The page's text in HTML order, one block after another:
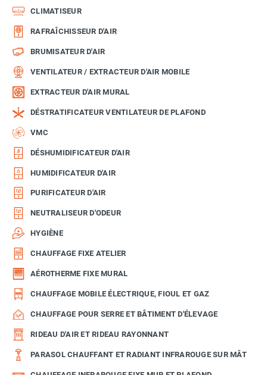
CLIMATISEUR
RAFRAÎCHISSEUR D'AIR
BRUMISATEUR D'AIR
VENTILATEUR / EXTRACTEUR D'AIR MOBILE
EXTRACTEUR D'AIR MURAL
DÉSTRATIFICATEUR VENTILATEUR DE PLAFOND
VMC
DÉSHUMIDIFICATEUR D'AIR
HUMIDIFICATEUR D'AIR
PURIFICATEUR D'AIR
NEUTRALISEUR D'ODEUR
HYGIÈNE
CHAUFFAGE FIXE ATELIER
AÉROTHERME FIXE MURAL
CHAUFFAGE MOBILE ÉLECTRIQUE, FIOUL ET GAZ
CHAUFFAGE POUR SERRE ET BÂTIMENT D'ÉLEVAGE
RIDEAU D'AIR ET RIDEAU RAYONNANT
PARASOL CHAUFFANT ET RADIANT INFRAROUGE SUR MÂT